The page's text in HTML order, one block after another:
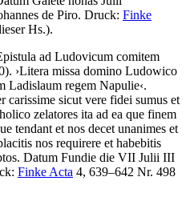
de Piro. Druck: Finke
Hs.).
ad Ludovicum comitem
. ›Litera missa domino Ludowico
Ladislaum regem Napulie‹.
carissime sicut vere fidei sumus et
zelatores ita ad ea que finem
tendant et nos decet unanimes et
nos requirere et habebitis
Datum Fundie die VII Julii III
Finke Acta 4, 639–642 Nr. 498